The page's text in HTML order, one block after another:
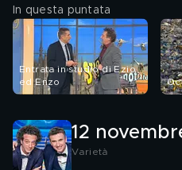
In questa puntata
Entrata in studio di Ezio
ed Enzo
12
Varietà